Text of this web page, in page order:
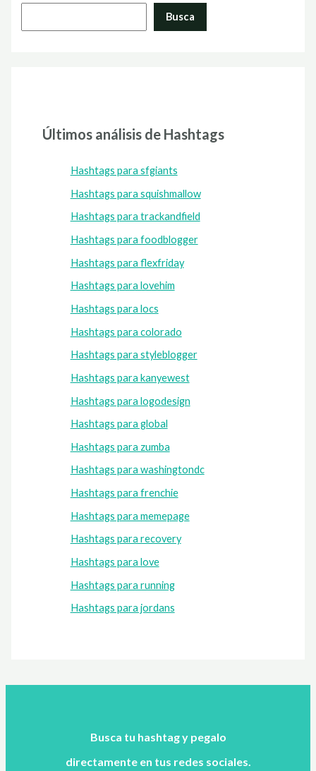
Busca
Últimos análisis de Hashtags
Hashtags para sfgiants
Hashtags para squishmallow
Hashtags para trackandfield
Hashtags para foodblogger
Hashtags para flexfriday
Hashtags para lovehim
Hashtags para locs
Hashtags para colorado
Hashtags para styleblogger
Hashtags para kanyewest
Hashtags para logodesign
Hashtags para global
Hashtags para zumba
Hashtags para washingtondc
Hashtags para frenchie
Hashtags para memepage
Hashtags para recovery
Hashtags para love
Hashtags para running
Hashtags para jordans
Busca tu hashtag y pegalo
directamente en tus redes sociales.